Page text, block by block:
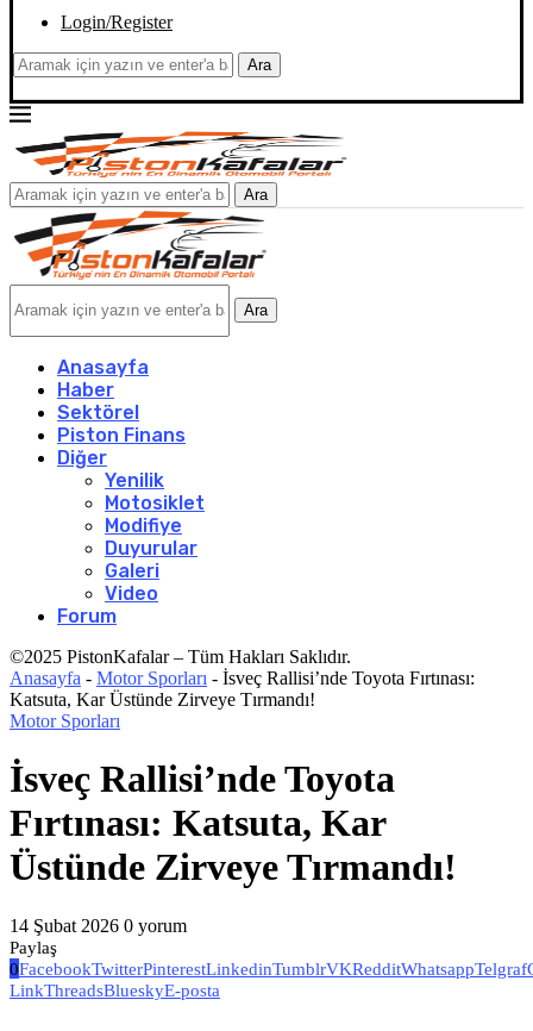
Login/Register
Ara
Ara
Ara
Anasayfa
Haber
Sektörel
Piston Finans
Diğer
Yenilik
Motosiklet
Modifiye
Duyurular
Galeri
Video
Forum
©2025 PistonKafalar – Tüm Hakları Saklıdır.
Anasayfa - Motor Sporları - İsveç Rallisi’nde Toyota Fırtınası:
Katsuta, Kar Üstünde Zirveye Tırmandı!
Motor Sporları
İsveç Rallisi’nde Toyota
Fırtınası: Katsuta, Kar
Üstünde Zirveye Tırmandı!
14 Şubat 2026 0 yorum
Paylaş
0FacebookTwitterPinterestLinkedinTumblrVKRedditWhatsappTelgraf
LinkThreadsBlueskyE-posta